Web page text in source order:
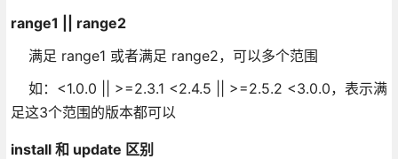
range1 || range2
满足 range1 或者满足 range2，可以多个范围
如：<1.0.0 || >=2.3.1 <2.4.5 || >=2.5.2 <3.0.0，表示满
足这3个范围的版本都可以
install 和 update 区别